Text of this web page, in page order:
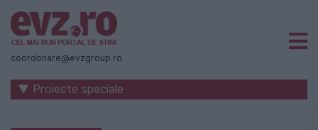
Știri
naționale
internaționale
coordonare@evzgroup.ro
▼ Proiecte speciale